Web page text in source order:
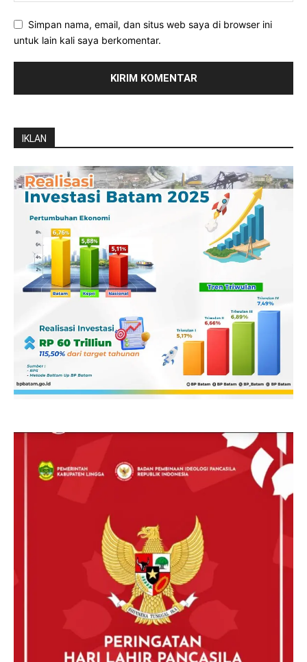
Simpan nama, email, dan situs web saya di browser ini
untuk lain kali saya berkomentar.
IKLAN